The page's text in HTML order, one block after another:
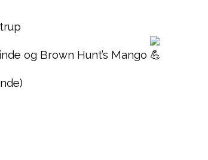
og Brown Hunt’s Mango